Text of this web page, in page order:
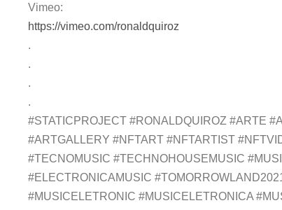
Vimeo:
https://vimeo.com/ronaldquiroz
.
.
.
.
#STATICPROJECT #RONALDQUIROZ #ARTE
#ARTGALLERY #NFTART #NFTARTIST
#TECNOMUSIC #TECHNOHOUSEMUSIC
#ELECTRONICAMUSIC
#MUSICELETRONIC #MUSICELETRONICA